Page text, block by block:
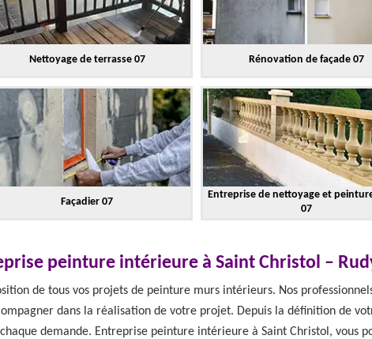
Nettoyage de terrasse 07 Rénovation de façade 07
Façadier 07
Entreprise de nettoyage et
07
peinture intérieure à Saint Christol –
de tous vos projets de peinture murs intérieurs. Nos
dans la réalisation de votre projet. Depuis la définition de
demande. Entreprise peinture intérieure à Saint Christol, vous